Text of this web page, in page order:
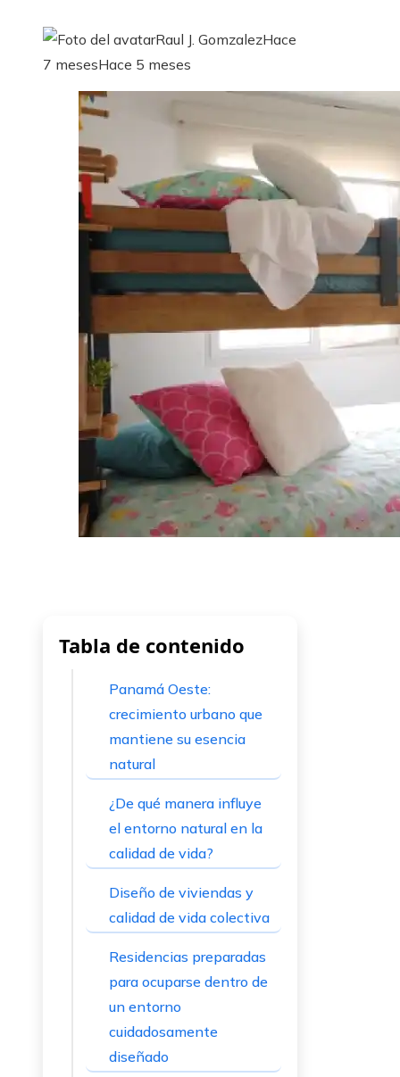
Raul J. GomzalezHace
7 mesesHace 5 meses
Tabla de contenido
Panamá Oeste:
crecimiento urbano que
mantiene su esencia
natural
¿De qué manera influye
el entorno natural en la
calidad de vida?
Diseño de viviendas y
calidad de vida colectiva
Residencias preparadas
para ocuparse dentro de
un entorno
cuidadosamente
diseñado